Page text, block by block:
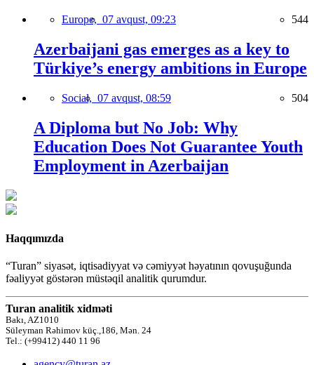
Europe, 07 avqust, 09:23 544
Azerbaijani gas emerges as a key to
Türkiye’s energy ambitions in Europe
Social, 07 avqust, 08:59 504
A Diploma but No Job: Why
Education Does Not Guarantee Youth
Employment in Azerbaijan
Haqqımızda
“Turan” siyasət, iqtisadiyyat və cəmiyyət həyatının qovuşuğunda
fəaliyyət göstərən müstəqil analitik qurumdur.
Turan analitik xidməti
Bakı, AZ1010
Süleyman Rəhimov küç.,186, Mən. 24
Tel.: (+99412) 440 11 96